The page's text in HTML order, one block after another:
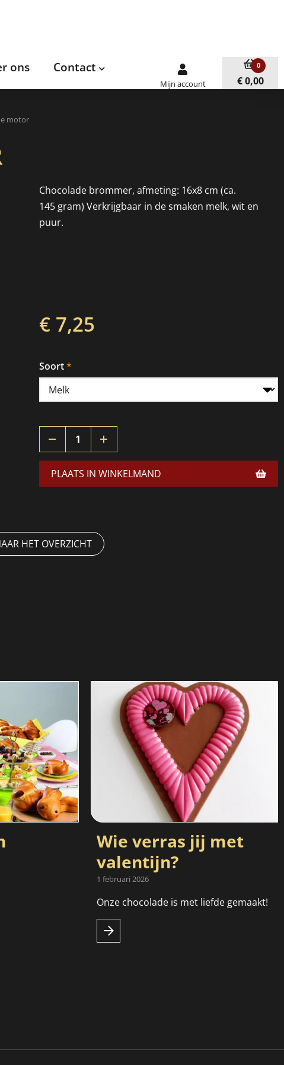
ons Contact
Mijn account
0
€ 0,00
motor
Chocolade brommer, afmeting: 16x8 cm (ca.
145 gram) Verkrijgbaar in de smaken melk, wit en
puur.
€ 7,25
Soort
PLAATS IN WINKELMAND
HET OVERZICHT
Wie verras jij met
valentijn?
1 februari 2026
Onze chocolade is met liefde gemaakt!